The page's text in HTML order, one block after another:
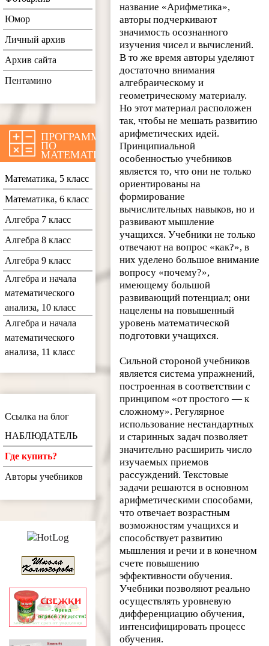
название «Арифметика»,
авторы подчеркивают
значимость осознанного
изучения чисел и вычислений.
В то же время авторы уделяют
достаточно внимания
алгебраическому и
геометрическому материалу.
Но этот материал расположен
так, чтобы не мешать развитию
арифметических идей.
Принципиальной
особенностью учебников
является то, что они не только
ориентированы на
формирование
вычислительных навыков, но и
развивают мышление
учащихся. Учебники не только
отвечают на вопрос «как?», в
них уделено большое внимание
вопросу «почему?»,
имеющему большой
развивающий потенциал; они
нацелены на повышенный
уровень математической
подготовки учащихся.
Сильной стороной учебников
является система упражнений,
построенная в соответствии с
принципом «от простого — к
сложному». Регулярное
использование нестандартных
и старинных задач позволяет
значительно расширить число
изучаемых приемов
рассуждений. Текстовые
задачи решаются в основном
арифметическими способами,
что отвечает возрастным
возможностям учащихся и
способствует развитию
мышления и речи и в конечном
счете повышению
эффективности обучения.
Учебники позволяют реально
осуществлять уровневую
дифференциацию обучения,
интенсифицировать процесс
обучения.
Юмор
Личный архив
Архив сайта
Пентамино
ПРОГРАММЫ
ПО
МАТЕМАТИКЕ
Математика, 5 класс
Математика, 6 класс
Алгебра 7 класс
Алгебра 8 класс
Алгебра 9 класс
Алгебра и начала
математического
анализа, 10 класс
Алгебра и начала
математического
анализа, 11 класс
Ссылка на блог
НАБЛЮДАТЕЛЬ
Где купить?
Авторы учебников